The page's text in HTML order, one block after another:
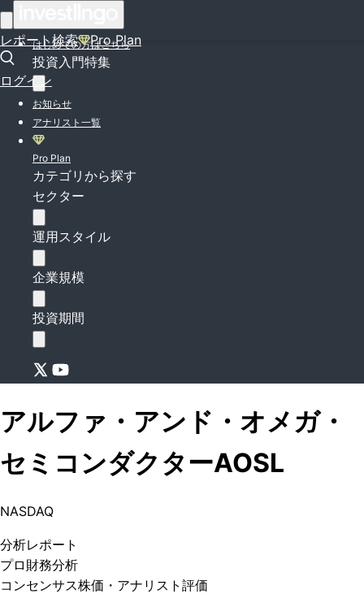
レポート検索 Pro Plan
ログイン
はじめての方はこちら
投資入門特集
お知らせ
アナリスト一覧
Pro Plan
カテゴリから探す
セクター
運用スタイル
企業規模
投資期間
アルファ・アンド・オメガ・
セミコンダクターAOSL
NASDAQ
分析レポート
プロ 財務分析
コンセンサス株価 ・アナリスト評価